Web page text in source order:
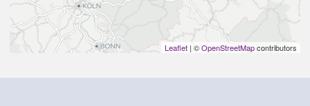
Leaflet | ©OpenStreetMapcontributors